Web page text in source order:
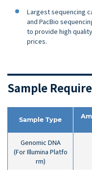
Largest sequencing
and PacBio
to provide high
prices.
Sample
Sample Type
Genomic DNA
(For Illumina Platfo
rm)